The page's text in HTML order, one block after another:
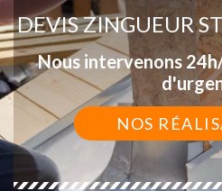
DEVIS ZINGUEUR
Nous intervenons
NOS